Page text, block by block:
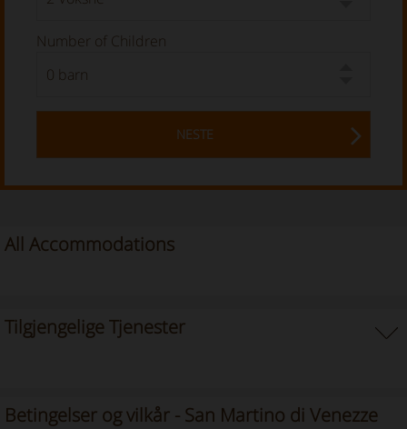
Number of Children
NESTE
All Accommodations
Tilgjengelige Tjenester
Betingelser og vilkår - San Martino di Venezze